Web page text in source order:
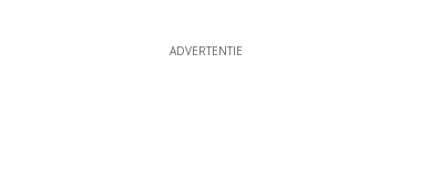
ADVERTENTIE